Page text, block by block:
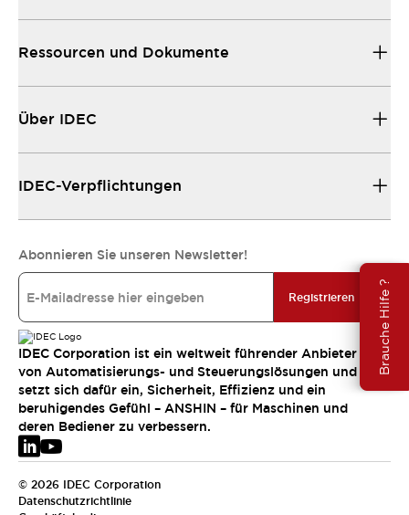
Brauche Hilfe ?
Ressourcen und Dokumente
Über IDEC
IDEC-Verpflichtungen
Abonnieren Sie unseren Newsletter!
Registrieren
IDEC Corporation ist ein weltweit führender Anbieter
von Automatisierungs- und Steuerungslösungen und
setzt sich dafür ein, Sicherheit, Effizienz und ein
beruhigendes Gefühl – ANSHIN – für Maschinen und
deren Bediener zu verbessern.
© 2026 IDEC Corporation
Datenschutzrichtlinie